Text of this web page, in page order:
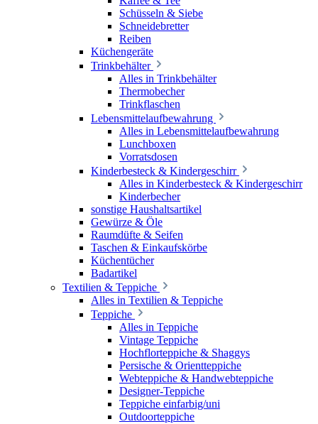
Schüsseln & Siebe
Schneidebretter
Reiben
Küchengeräte
Trinkbehälter
Alles in Trinkbehälter
Thermobecher
Trinkflaschen
Lebensmittelaufbewahrung
Alles in Lebensmittelaufbewahrung
Lunchboxen
Vorratsdosen
Kinderbesteck & Kindergeschirr
Alles in Kinderbesteck & Kindergeschirr
Kinderbecher
sonstige Haushaltsartikel
Gewürze & Öle
Raumdüfte & Seifen
Taschen & Einkaufskörbe
Küchentücher
Badartikel
Textilien & Teppiche
Alles in Textilien & Teppiche
Teppiche
Alles in Teppiche
Vintage Teppiche
Hochflorteppiche & Shaggys
Persische & Orientteppiche
Webteppiche & Handwebteppiche
Designer-Teppiche
Teppiche einfarbig/uni
Outdoorteppiche